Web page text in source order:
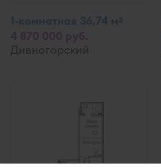
1-комнатная 36,74 м2
Дивногорский